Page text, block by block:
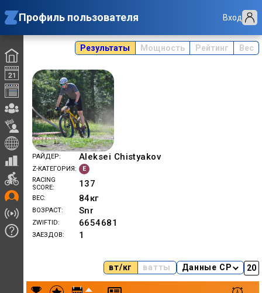
Профиль пользователя Вход
Результаты Мощность Рейтинг Вес
РАЙДЕР Aleksei Chistyakov
Z-КАТЕГОРИЯ
E
RACING
SCORE
137
ВЕС 84кг
ВОЗРАСТ Snr
ZWIFTID 6654681
ЗАЕЗДОВ 1
вт/кг ватты Данные CP
Результаты заездов Aleksei Chistyakov